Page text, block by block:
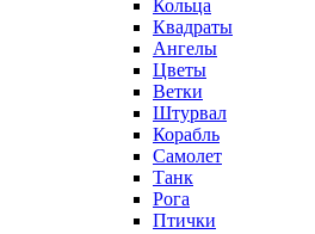
Кольца
Квадраты
Ангелы
Цветы
Ветки
Штурвал
Корабль
Самолет
Танк
Рога
Птички